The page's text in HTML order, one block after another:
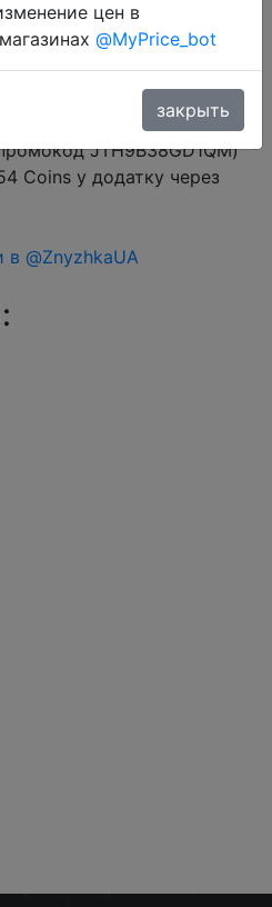
в магазин
JTH9B38GD1QM)
Coins у додатку через
в @ZnyzhkaUA
цен в
@MyPrice_bot
закрыть